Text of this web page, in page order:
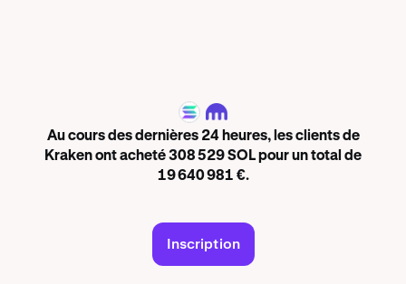
SOL
Au cours des dernières 24 heures, les clients de
Kraken ont acheté 308 529 SOL pour un total de
19 640 981 €.
Inscription